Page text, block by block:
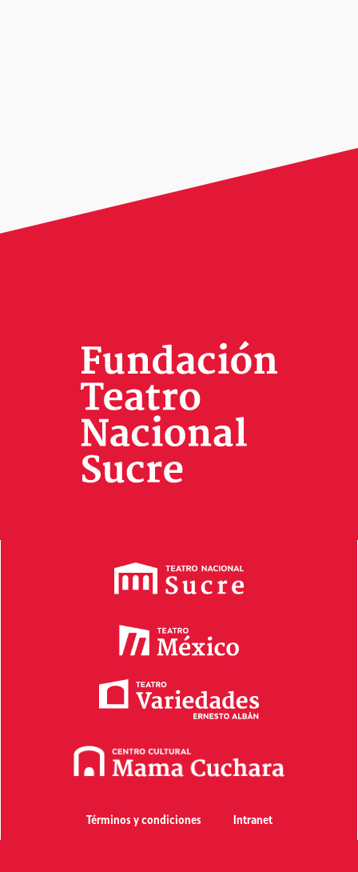
Términos y condiciones Intranet